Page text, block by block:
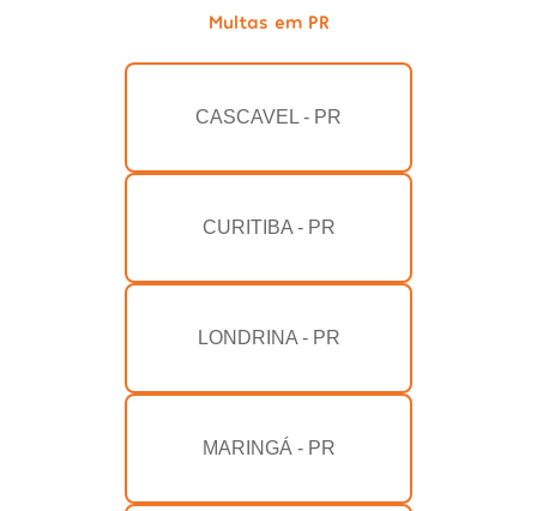
Multas em PR
CASCAVEL - PR
CURITIBA - PR
LONDRINA - PR
MARINGÁ - PR